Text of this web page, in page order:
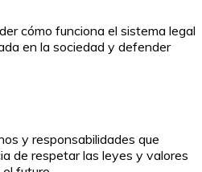
cómo funciona el sistema legal
en la sociedad y defender
y responsabilidades que
de respetar las leyes y valores